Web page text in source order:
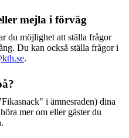
mejla i förväg
du möjlighet att ställa frågor
Du kan också ställa frågor i
.
i ämnesraden) dina
mer om eller gäster du